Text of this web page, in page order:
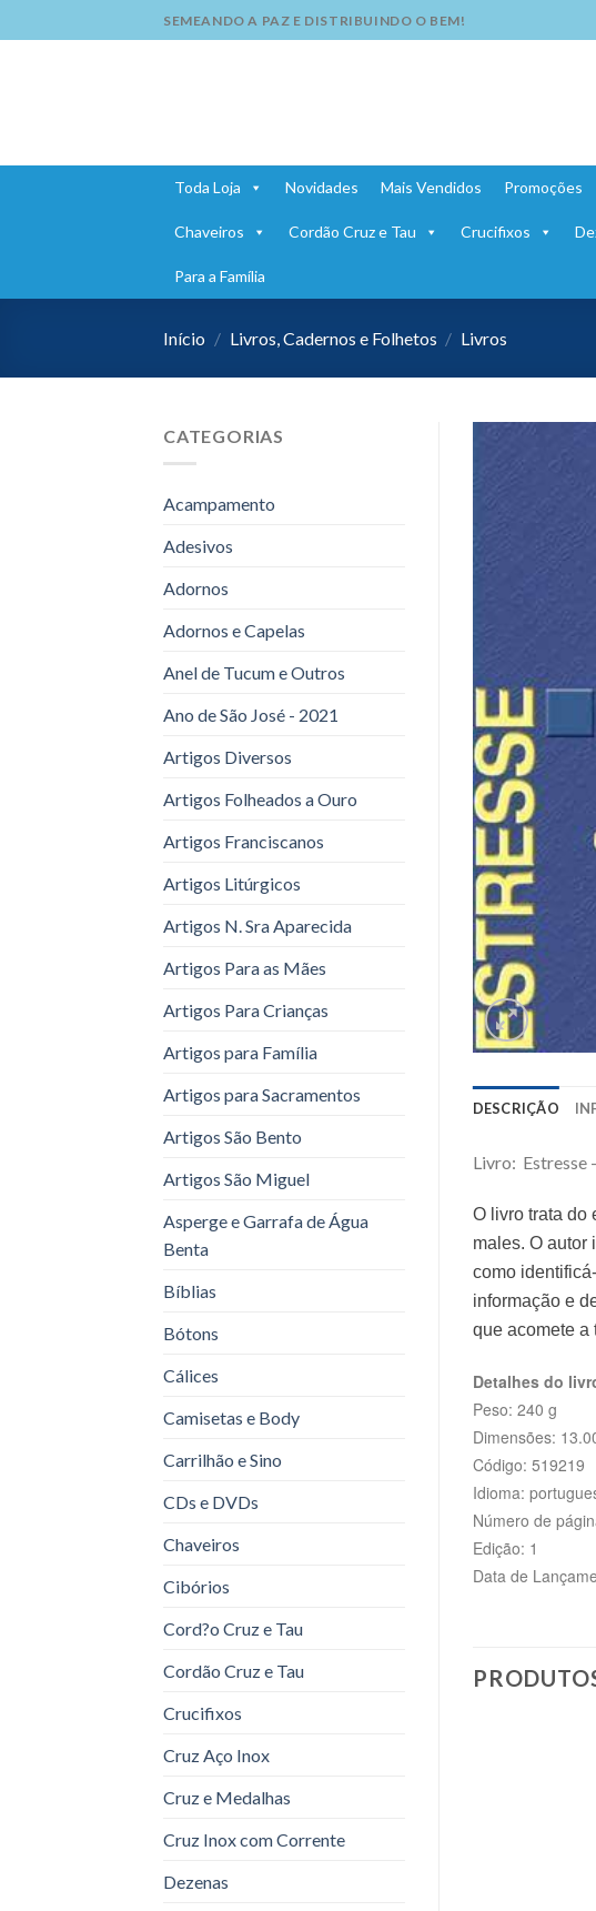
to
SEMEANDO A PAZ E DISTRIBUINDO O BEM!
Toda Loja Novidades Mais Vendidos Promoções
Chaveiros Cordão Cruz e Tau Crucifixos
Para a Família
Início / Livros, Cadernos e Folhetos / Livros
CATEGORIAS
Acampamento
Adesivos
Adornos
Adornos e Capelas
Anel de Tucum e Outros
Ano de São José - 2021
Artigos Diversos
Artigos Folheados a Ouro
Artigos Franciscanos
Artigos Litúrgicos
Artigos N. Sra Aparecida
Artigos Para as Mães
Artigos Para Crianças
Artigos para Família
Artigos para Sacramentos
Artigos São Bento
Artigos São Miguel
Asperge e Garrafa de Água
Benta
Bíblias
Bótons
Cálices
Camisetas e Body
Carrilhão e Sino
CDs e DVDs
Chaveiros
Cibórios
Cord?o Cruz e Tau
Cordão Cruz e Tau
Crucifixos
Cruz Aço Inox
Cruz e Medalhas
Cruz Inox com Corrente
Dezenas
DESCRIÇÃO
Livro: Estresse
O livro trata do
males. O autor
como
informação e
que acomete a
Detalhes do
Peso: 240 g
Dimensões:
Código: 519219
Idioma:
Número de
Edição: 1
Data de